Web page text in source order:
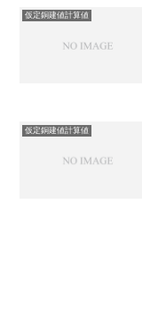
仮定銅建値計算値
仮定銅建値計算値